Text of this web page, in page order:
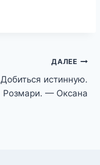
ДАЛЕЕ
Добиться истинную.
Розмари. — Оксана